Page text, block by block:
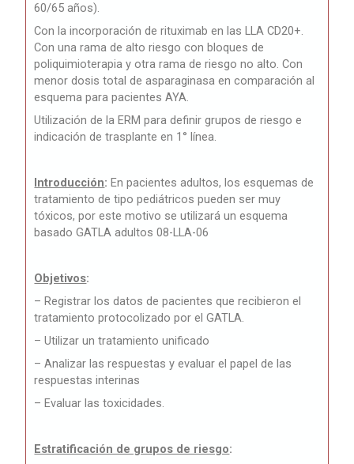
60/65 años).
Con la incorporación de rituximab en las LLA CD20+.
Con una rama de alto riesgo con bloques de
poliquimioterapia y otra rama de riesgo no alto. Con
menor dosis total de asparaginasa en comparación al
esquema para pacientes AYA.
Utilización de la ERM para definir grupos de riesgo e
indicación de trasplante en 1° línea.
Introducción: En pacientes adultos, los esquemas de
tratamiento de tipo pediátricos pueden ser muy
tóxicos, por este motivo se utilizará un esquema
basado GATLA adultos 08-LLA-06
Objetivos:
– Registrar los datos de pacientes que recibieron el
tratamiento protocolizado por el GATLA.
– Utilizar un tratamiento unificado
– Analizar las respuestas y evaluar el papel de las
respuestas interinas
– Evaluar las toxicidades.
Estratificación de grupos de riesgo: